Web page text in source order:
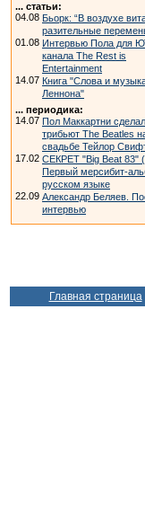
... статьи:
04.08 Бьорк: “В воздухе
разительные
01.08 Интервью Пола для
канала The Rest is
Entertainment
14.07 Книга "Слова и
Леннона"
... периодика:
14.07 Пол Маккартни сделал
трибьют The Beatles
свадьбе Тейлор
17.02 СЕКРЕТ "Big Beat 83"
Первый мерсибит-
русском языке
22.09 Александр Беляев.
интервью
Главная страница